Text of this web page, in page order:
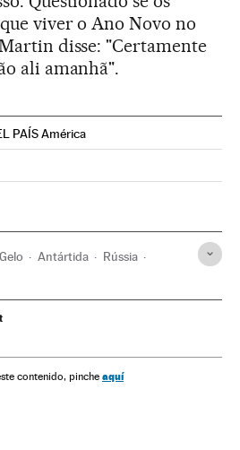
viver o Ano Novo no
disse: "Certamente
ali amanhã".
PAÍS América
en Twitter
Brasil en Instagram
El País Brasil en Facebook
Gelo Antártida Rússia
contenido, pinche aquí